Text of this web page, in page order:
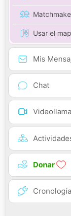
Usar el
Mis
Chat
Donar